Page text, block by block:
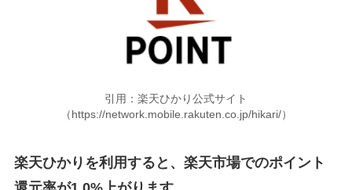
引用：楽天ひかり公式サイト
（https://network.mobile.rakuten.co.jp/hikari/）
楽天ひかりを利用すると、楽天市場でのポイント